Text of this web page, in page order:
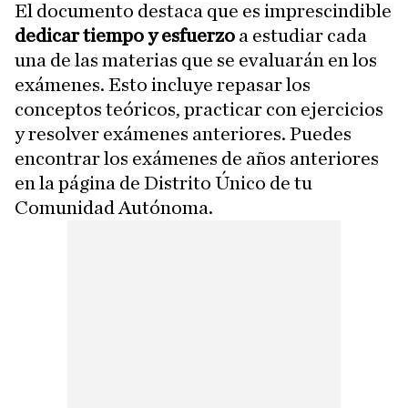
El documento destaca que es imprescindible
dedicar tiempo y esfuerzo a estudiar cada
una de las materias que se evaluarán en los
exámenes. Esto incluye repasar los
conceptos teóricos, practicar con ejercicios
y resolver exámenes anteriores. Puedes
encontrar los exámenes de años anteriores
en la página de Distrito Único de tu
Comunidad Autónoma.